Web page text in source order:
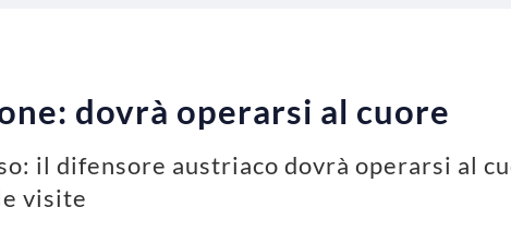
dovrà operarsi al cuore
il difensore austriaco dovrà operarsi al
visite